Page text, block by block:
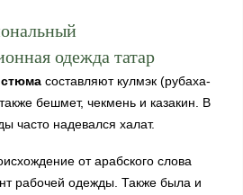
одежда татар
составляют кулмэк (рубаха-
бешмет, чекмень и казакин. В
часто надевался халат.
от арабского слова
рабочей одежды. Также была и